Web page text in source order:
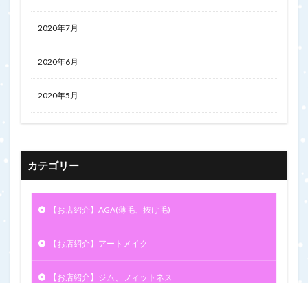
2020年7月
2020年6月
2020年5月
カテゴリー
【お店紹介】AGA(薄毛、抜け毛)
【お店紹介】アートメイク
【お店紹介】ジム、フィットネス